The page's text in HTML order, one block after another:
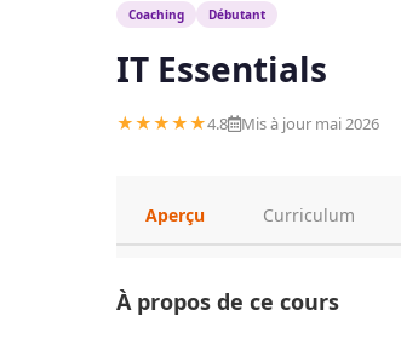
Coaching Débutant
IT Essentials
★★★★★4.8 Mis à jour mai 2026
Aperçu Curriculum
À propos de ce cours